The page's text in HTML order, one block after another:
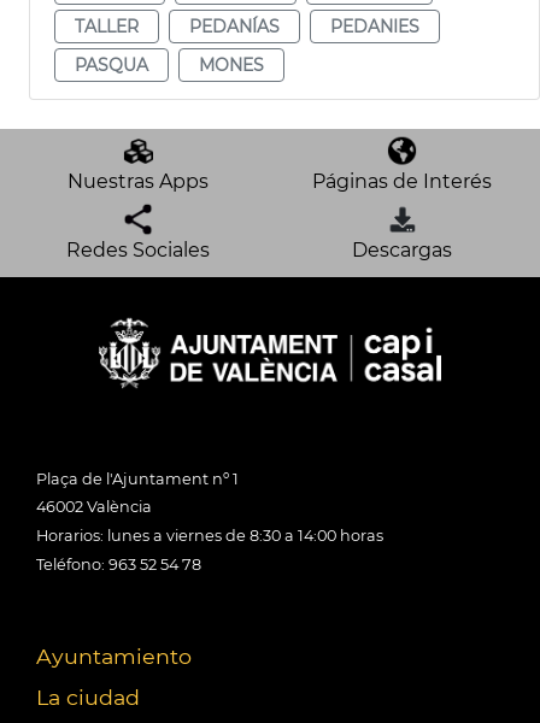
TALLER
PEDANÍAS
PEDANIES
PASQUA
MONES
Nuestras Apps Páginas de Interés
Redes Sociales Descargas
Plaça de l'Ajuntament nº 1
46002 València
Horarios: lunes a viernes de 8:30 a 14:00 horas
Teléfono: 963 52 54 78
Ayuntamiento
La ciudad